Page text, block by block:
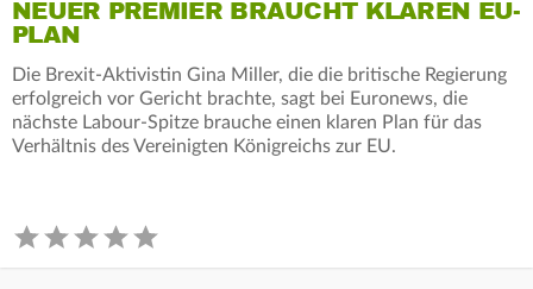
NEUER PREMIER BRAUCHT KLAREN EU-
PLAN
Die Brexit-Aktivistin Gina Miller, die die britische Regierung
erfolgreich vor Gericht brachte, sagt bei Euronews, die
nächste Labour-Spitze brauche einen klaren Plan für das
Verhältnis des Vereinigten Königreichs zur EU.